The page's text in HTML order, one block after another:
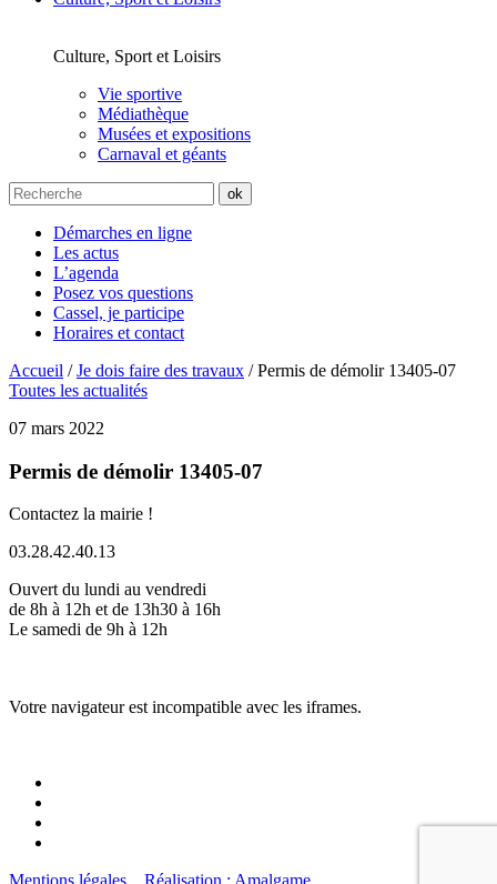
Culture, Sport et Loisirs
Vie sportive
Médiathèque
Musées et expositions
Carnaval et géants
Démarches en ligne
Les actus
L’agenda
Posez vos questions
Cassel, je participe
Horaires et contact
Accueil /Je dois faire des travaux /Permis de démolir 13405-07
Toutes les actualités
07 mars 2022
Permis de démolir 13405-07
Contactez la mairie !
03.28.42.40.13
Ouvert du lundi au vendredi
de 8h à 12h et de 13h30 à 16h
Le samedi de 9h à 12h
Votre navigateur est incompatible avec les iframes.